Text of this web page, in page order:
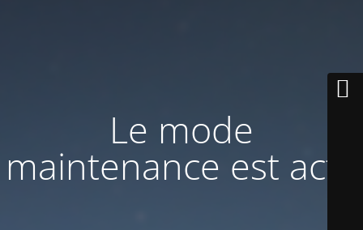
Le mode
maintenance est actif